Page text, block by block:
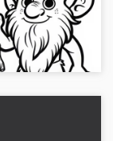
Lataa se nyt